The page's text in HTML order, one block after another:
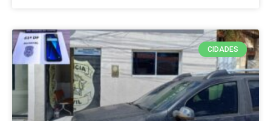
CIDADES